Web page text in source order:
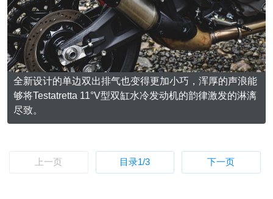
全新设计的单边双出排气也变得更加小巧，浑厚的声浪能
够将Testatretta 11°V型双缸水冷发动机的韵律激发的淋漓
尽致。
上一页 目录1/3 下一页